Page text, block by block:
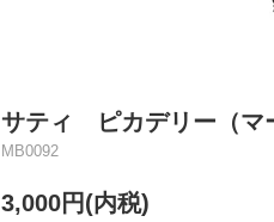
サティ ピカデリー（マ
MB0092
3,000円(内税)